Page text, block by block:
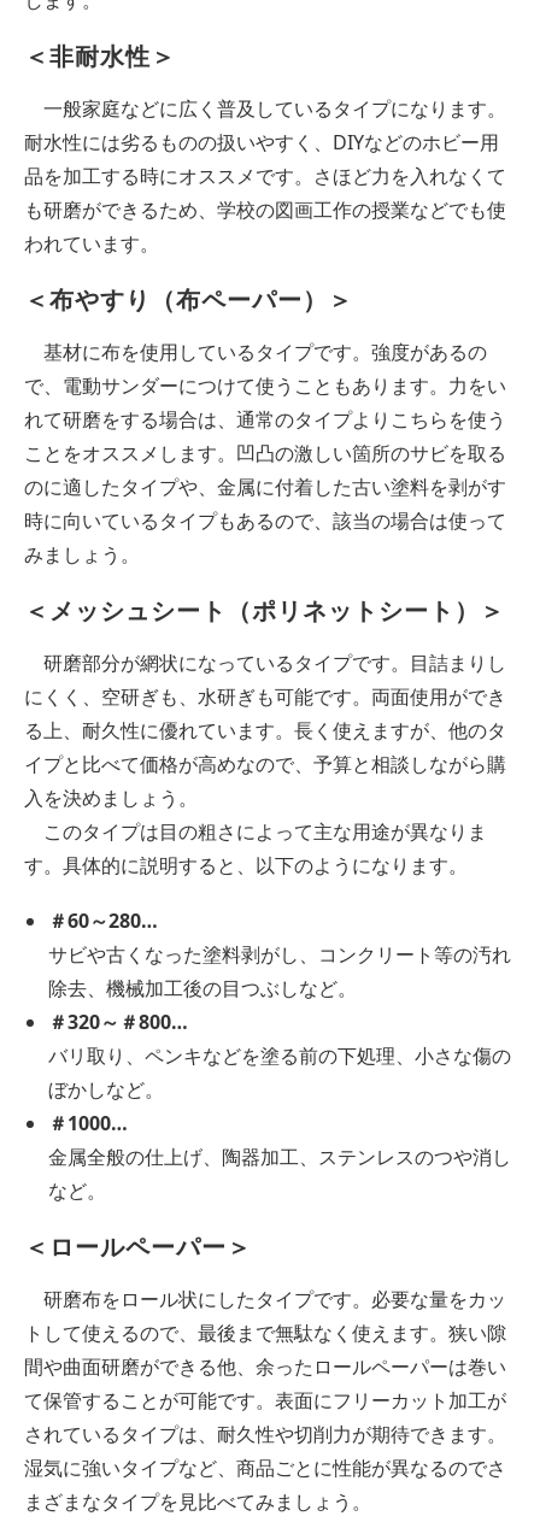
＜非耐水性＞
一般家庭などに広く普及しているタイプになります。
耐水性には劣るものの扱いやすく、DIYなどのホビー用
品を加工する時にオススメです。さほど力を入れなくて
も研磨ができるため、学校の図画工作の授業などでも使
われています。
＜布やすり（布ペーパー）＞
基材に布を使用しているタイプです。強度があるの
で、電動サンダーにつけて使うこともあります。力をい
れて研磨をする場合は、通常のタイプよりこちらを使う
ことをオススメします。凹凸の激しい箇所のサビを取る
のに適したタイプや、金属に付着した古い塗料を剥がす
時に向いているタイプもあるので、該当の場合は使って
みましょう。
＜メッシュシート（ポリネットシート）＞
研磨部分が網状になっているタイプです。目詰まりし
にくく、空研ぎも、水研ぎも可能です。両面使用ができ
る上、耐久性に優れています。長く使えますが、他のタ
イプと比べて価格が高めなので、予算と相談しながら購
入を決めましょう。
このタイプは目の粗さによって主な用途が異なりま
す。具体的に説明すると、以下のようになります。
＃60～280…
サビや古くなった塗料剥がし、コンクリート等の汚れ
除去、機械加工後の目つぶしなど。
＃320～＃800…
バリ取り、ペンキなどを塗る前の下処理、小さな傷の
ぼかしなど。
＃1000…
金属全般の仕上げ、陶器加工、ステンレスのつや消し
など。
＜ロールペーパー＞
研磨布をロール状にしたタイプです。必要な量をカッ
トして使えるので、最後まで無駄なく使えます。狭い隙
間や曲面研磨ができる他、余ったロールペーパーは巻い
て保管することが可能です。表面にフリーカット加工が
されているタイプは、耐久性や切削力が期待できます。
湿気に強いタイプなど、商品ごとに性能が異なるのでさ
まざまなタイプを見比べてみましょう。